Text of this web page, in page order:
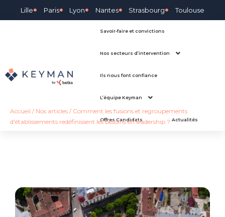
Lille Paris Lyon Nantes Strasbourg Toulouse
Savoir-faire et convictions
Nos secteurs d’intervention
Ils nous font confiance
L’équipe Keyman
Offres Candidats Actualités
Accueil / Nos articles / Comment les fusions et regroupements
d'établissements redéfinissent les besoins en leadership ?